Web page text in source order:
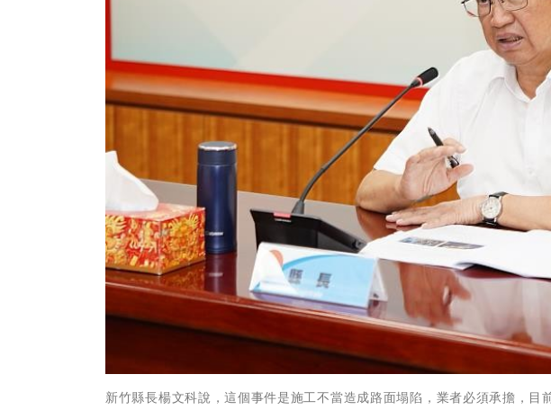
新竹縣長楊文科說，這個事件是施工不當造成路面塌陷，業者必須承擔，目